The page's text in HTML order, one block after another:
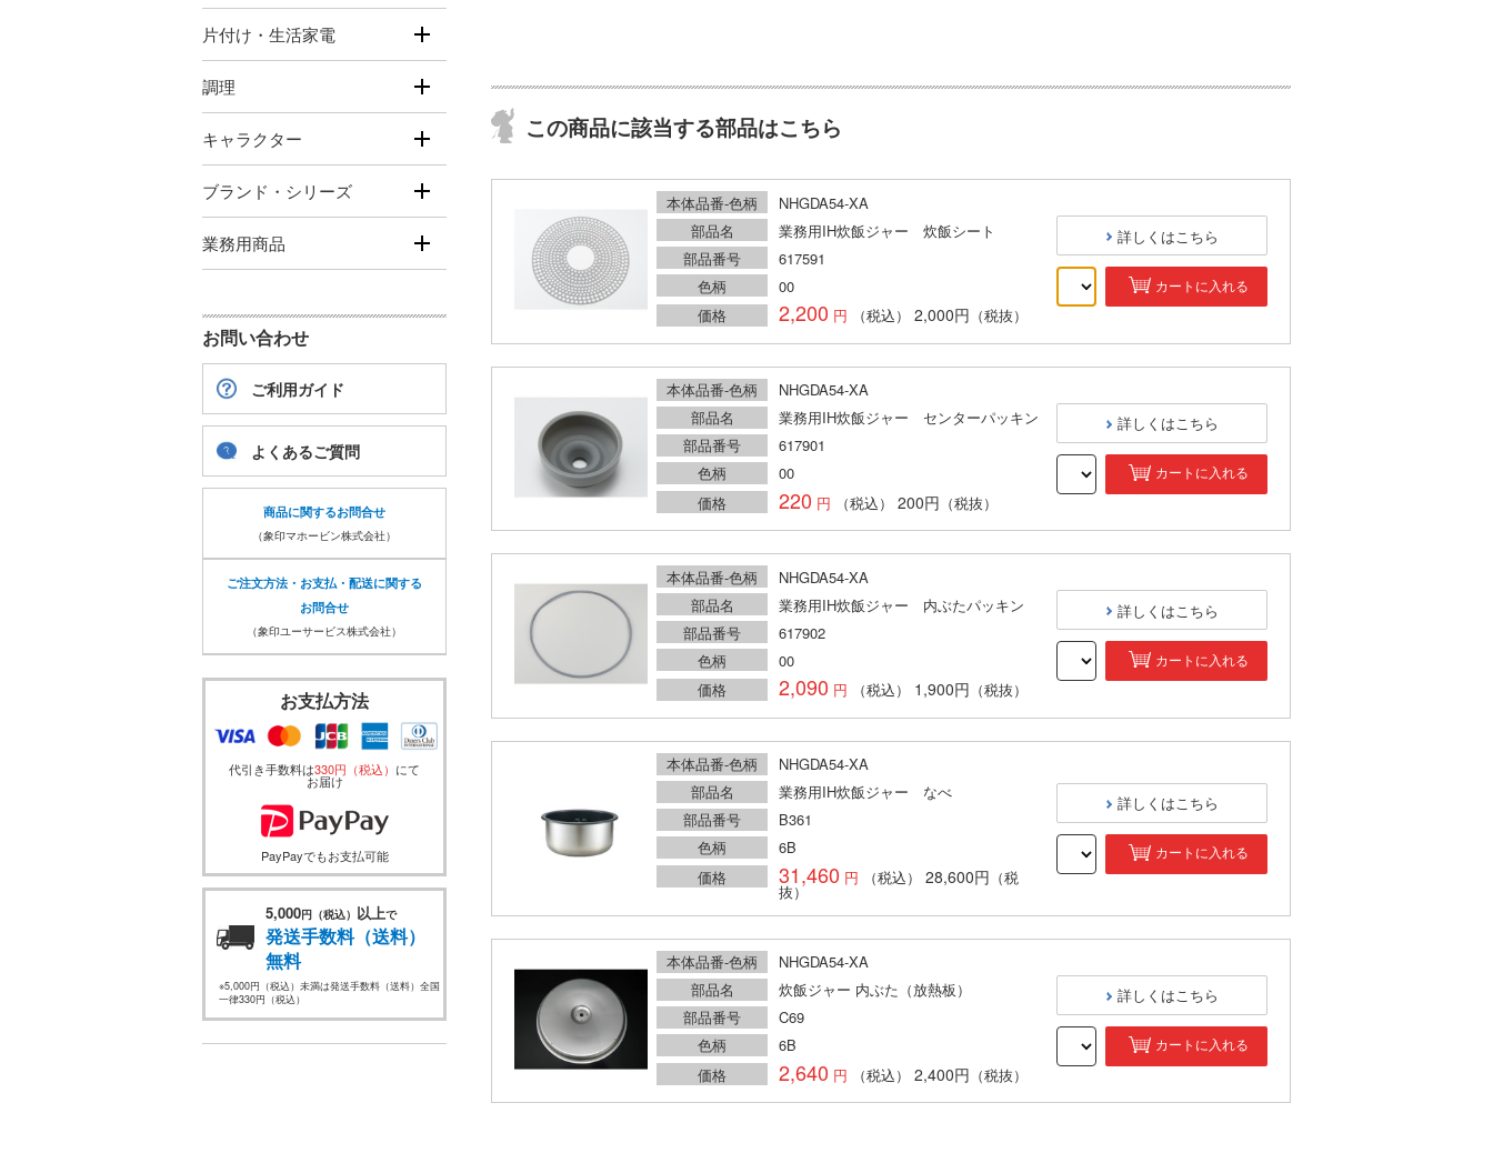
この商品に該当する部品はこちら
本体品番-色柄
NHGDA54-XA
部品名
業務用IH炊飯ジャー 炊飯シート
部品番号
617591
色柄
00
価格
2,200 （税込） 2,000円 （税抜）
詳しくはこちら
カートに入れる
本体品番-色柄
NHGDA54-XA
部品名
業務用IH炊飯ジャー センターパッキン
部品番号
617901
色柄
00
価格
220 （税込） 200円 （税抜）
詳しくはこちら
カートに入れる
本体品番-色柄
NHGDA54-XA
部品名
業務用IH炊飯ジャー 内ぶたパッキン
部品番号
617902
色柄
00
価格
2,090 （税込） 1,900円 （税抜）
詳しくはこちら
カートに入れる
本体品番-色柄
NHGDA54-XA
部品名
業務用IH炊飯ジャー なべ
部品番号
B361
色柄
6B
価格
31,460 （税込） 28,600円 （税
抜）
詳しくはこちら
カートに入れる
本体品番-色柄
NHGDA54-XA
部品名
炊飯ジャー 内ぶた（放熱板）
部品番号
C69
色柄
6B
価格
2,640 （税込） 2,400円 （税抜）
詳しくはこちら
カートに入れる
片付け・生活家電
調理
キャラクター
ブランド・シリーズ
業務用商品
お問い合わせ
ご利用ガイド
よくあるご質問
商品に関するお問合せ
（象印マホービン株式会社）
ご注文方法・お支払・配送に関する
お問合せ
（象印ユーサービス株式会社）
お支払方法
代引き手数料は330円（税込） にて
お届け
PayPayでもお支払可能
5,000円（税込） 以上で
発送手数料（送料）
無料
※5,000円（税込）未満は発送手数料（送料）全国
一律330円（税込）